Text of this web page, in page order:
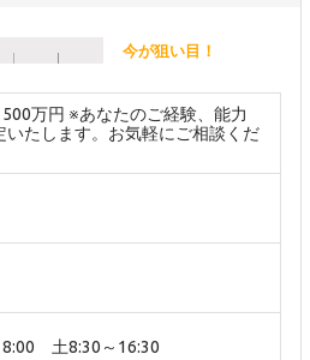
今が狙い目！
万円 ※あなたのご経験、能力
いたします。お気軽にご相談くだ
土8:30～16:30